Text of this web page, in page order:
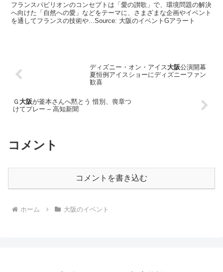
フランスパビリオンのコンセプトは「愛の讃歌」で、環境問題の解決
へ向けた「自然への愛」などをテーマに、さまざまな企画やイベント
を通してフランスの技術や...Source: 大阪のイベントGアラート
ディズニー・オン・アイス大阪公演開幕
夏恒例アイスショーにディズニーファン
歓喜
Ｇ 大阪が釜本さんへ黙とう 惜別、喪章つ
けてプレー – 高知新聞
コメント
コメントを書き込む
ホーム 大阪のイベント